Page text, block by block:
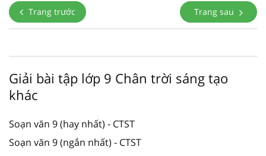
Trang trước Trang sau
Giải bài tập lớp 9 Chân trời sáng tạo
khác
Soạn văn 9 (hay nhất) - CTST
Soạn văn 9 (ngắn nhất) - CTST